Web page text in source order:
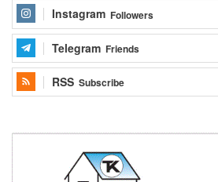
Instagram Followers
Telegram Friends
RSS Subscribe